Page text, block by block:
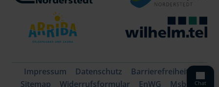
Impressum Datenschutz
Barrierefreiheit
Sitemap
Widerrufsformular EnWG MsbG Chat